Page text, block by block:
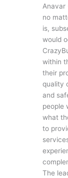
Anavar
no
is,
would
within
their
quality
and
people
what
to
The